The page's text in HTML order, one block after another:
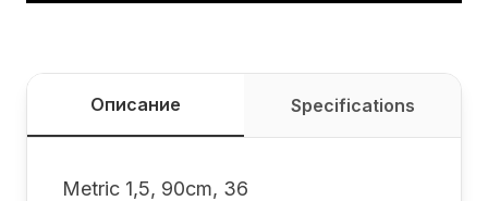
Описание Specifications
Metric 1,5, 90cm, 36